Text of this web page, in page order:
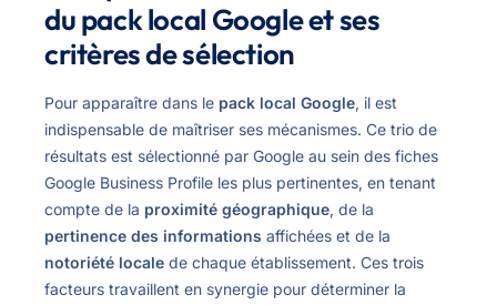
du pack local Google et ses
critères de sélection
Pour apparaître dans le pack local Google, il est
indispensable de maîtriser ses mécanismes. Ce trio de
résultats est sélectionné par Google au sein des fiches
Google Business Profile les plus pertinentes, en tenant
compte de la proximité géographique, de la
pertinence des informations affichées et de la
notoriété locale de chaque établissement. Ces trois
facteurs travaillent en synergie pour déterminer la